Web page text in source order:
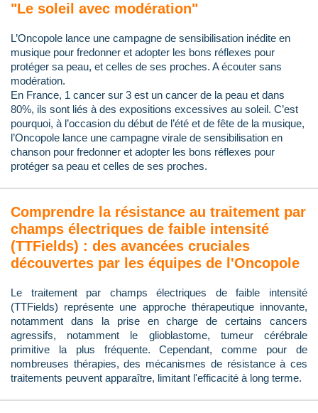
"Le soleil avec modération"
L’Oncopole lance une campagne de sensibilisation inédite en
musique pour fredonner et adopter les bons réflexes pour
protéger sa peau, et celles de ses proches. A écouter sans
modération.
En France, 1 cancer sur 3 est un cancer de la peau et dans
80%, ils sont liés à des expositions excessives au soleil. C’est
pourquoi, à l’occasion du début de l’été et de fête de la musique,
l’Oncopole lance une campagne virale de sensibilisation en
chanson pour fredonner et adopter les bons réflexes pour
protéger sa peau et celles de ses proches.
Comprendre la résistance au traitement par
champs électriques de faible intensité
(TTFields) : des avancées cruciales
découvertes par les équipes de l'Oncopole
Le traitement par champs électriques de faible intensité
(TTFields) représente une approche thérapeutique innovante,
notamment dans la prise en charge de certains cancers
agressifs, notamment le glioblastome, tumeur cérébrale
primitive la plus fréquente. Cependant, comme pour de
nombreuses thérapies, des mécanismes de résistance à ces
traitements peuvent apparaître, limitant l'efficacité à long terme.